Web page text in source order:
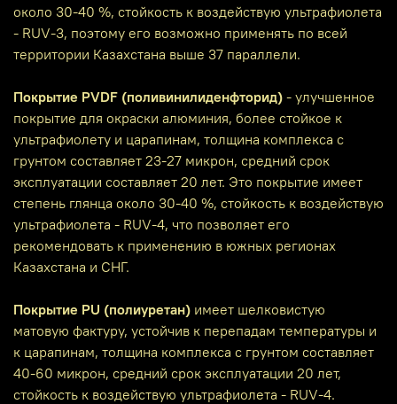
около 30-40 %, стойкость к воздействую ультрафиолета
- RUV-3, поэтому его возможно применять по всей
территории Казахстана выше 37 параллели.
Покрытие PVDF (поливинилиденфторид) - улучшенное
покрытие для окраски алюминия, более стойкое к
ультрафиолету и царапинам, толщина комплекса с
грунтом составляет 23-27 микрон, средний срок
эксплуатации составляет 20 лет. Это покрытие имеет
степень глянца около 30-40 %, стойкость к воздействую
ультрафиолета - RUV-4, что позволяет его
рекомендовать к применению в южных регионах
Казахстана и СНГ.
Покрытие PU (полиуретан) имеет шелковистую
матовую фактуру, устойчив к перепадам температуры и
к царапинам, толщина комплекса с грунтом составляет
40-60 микрон, средний срок эксплуатации 20 лет,
стойкость к воздействую ультрафиолета - RUV-4.